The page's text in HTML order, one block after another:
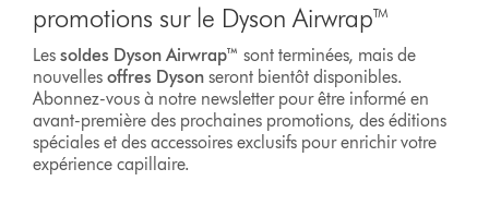
promotions sur le Dyson Airwrap™
Lessoldes Dyson Airwrap™ sont terminées, mais de
nouvellesoffres Dyson seront bientôt disponibles.
Abonnez-vous à notre newsletter pour être informé en
avant-première des prochaines promotions, des éditions
spéciales et des accessoires exclusifs pour enrichir votre
expérience capillaire.